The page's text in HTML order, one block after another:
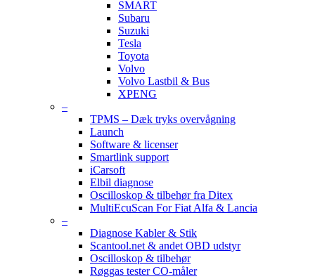
SMART
Subaru
Suzuki
Tesla
Toyota
Volvo
Volvo Lastbil & Bus
XPENG
–
TPMS – Dæk tryks overvågning
Launch
Software & licenser
Smartlink support
iCarsoft
Elbil diagnose
Oscilloskop & tilbehør fra Ditex
MultiEcuScan For Fiat Alfa & Lancia
–
Diagnose Kabler & Stik
Scantool.net & andet OBD udstyr
Oscilloskop & tilbehør
Røggas tester CO-måler